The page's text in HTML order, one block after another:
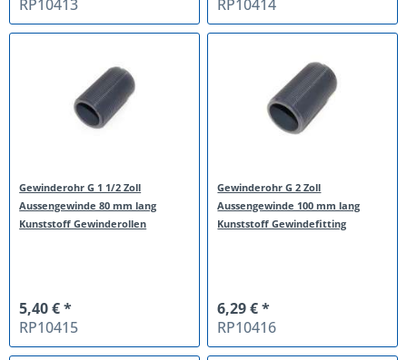
RP10413
RP10414
Gewinderohr G 1 1/2 Zoll
Aussengewinde 80 mm lang
Kunststoff Gewinderollen
5,40 € *
RP10415
Gewinderohr G 2 Zoll
Aussengewinde 100 mm lang
Kunststoff Gewindefitting
6,29 € *
RP10416